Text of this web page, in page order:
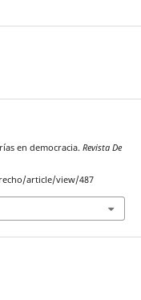
en democracia. Revista De
article/view/487